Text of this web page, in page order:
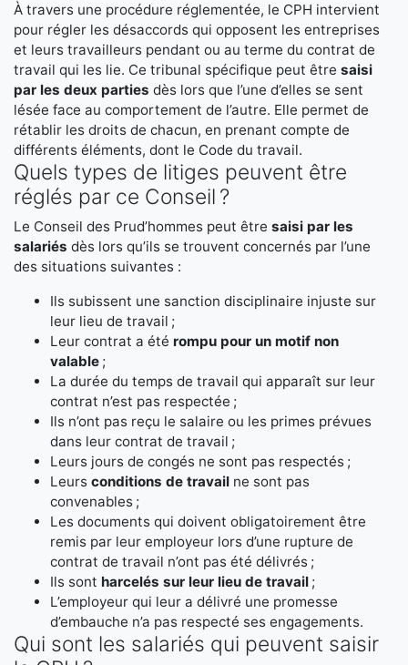
À travers une procédure réglementée, le CPH intervient
pour régler les désaccords qui opposent les entreprises
et leurs travailleurs pendant ou au terme du contrat de
travail qui les lie. Ce tribunal spécifique peut être saisi
par les deux parties dès lors que l’une d’elles se sent
lésée face au comportement de l’autre. Elle permet de
rétablir les droits de chacun, en prenant compte de
différents éléments, dont le Code du travail.
Quels types de litiges peuvent être
réglés par ce Conseil ?
Le Conseil des Prud’hommes peut être saisi par les
salariés dès lors qu’ils se trouvent concernés par l’une
des situations suivantes :
Ils subissent une sanction disciplinaire injuste sur
leur lieu de travail ;
Leur contrat a été rompu pour un motif non
valable ;
La durée du temps de travail qui apparaît sur leur
contrat n’est pas respectée ;
Ils n’ont pas reçu le salaire ou les primes prévues
dans leur contrat de travail ;
Leurs jours de congés ne sont pas respectés ;
Leurs conditions de travail ne sont pas
convenables ;
Les documents qui doivent obligatoirement être
remis par leur employeur lors d’une rupture de
contrat de travail n’ont pas été délivrés ;
Ils sont harcelés sur leur lieu de travail ;
L’employeur qui leur a délivré une promesse
d’embauche n’a pas respecté ses engagements.
Qui sont les salariés qui peuvent saisir